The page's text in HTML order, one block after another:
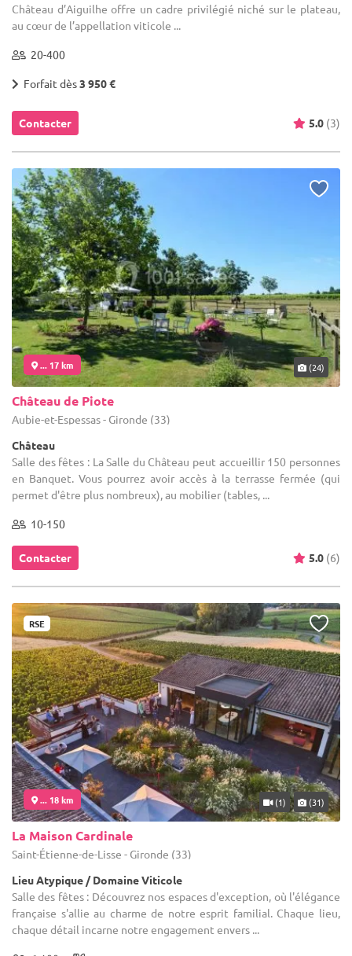
Château d’Aiguilhe offre un cadre privilégié niché sur le plateau,
au cœur de l’appellation viticole ...
20-400
Forfait dès3 950 €
Contacter 5.0 (3)
... 17 km (24)
Château de Piote
Aubie-et-Espessas - Gironde (33)
Château
Salle des fêtes : La Salle du Château peut accueillir 150 personnes
en Banquet. Vous pourrez avoir accès à la terrasse fermée (qui
permet d'être plus nombreux), au mobilier (tables, ...
10-150
Contacter 5.0 (6)
RSE
... 18 km (1) (31)
La Maison Cardinale
Saint-Étienne-de-Lisse - Gironde (33)
Lieu Atypique / Domaine Viticole
Salle des fêtes : Découvrez nos espaces d'exception, où l'élégance
française s'allie au charme de notre esprit familial. Chaque lieu,
chaque détail incarne notre engagement envers ...